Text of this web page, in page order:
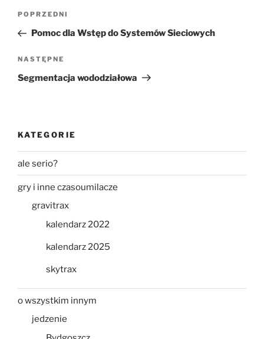
Nawigacja
Poprzedni
wpis
POPRZEDNI
Pomoc dla Wstęp do Systemów Sieciowych
Następny
wpis
NASTĘPNE
Segmentacja wododziałowa
KATEGORIE
ale serio?
gry i inne czasoumilacze
gravitrax
kalendarz 2022
kalendarz 2025
skytrax
o wszystkim innym
jedzenie